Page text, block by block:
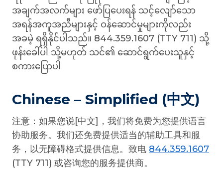
အချက်အလက်များ ဖော်ပြပေးရန် သင့်လျော်သော
အရန်အကူအညီများနှင့် ဝန်ဆောင်မှုများကိုလည်း
အခမဲ့ ရရှိနိုင်ပါသည်။ 844.359.1607 (TTY 711) သို့
ဖုန်းခေါ်ပါ သို့မဟုတ် သင်၏ ဆောင်ရွက်ပေးသူနှင့်
စကားပြောပါ
Chinese – Simplified (中文)
注意：如果您说[中文]，我们将免费为您提供语言
协助服务。我们还免费提供适当的辅助工具和服
务，以无障碍格式提供信息。致电 844.359.1607
(TTY 711) 或咨询您的服务提供商。